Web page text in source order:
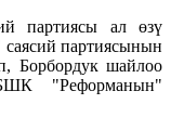
партиясы ал өзү
партиясынын
Борбордук шайлоо
"Реформанын"